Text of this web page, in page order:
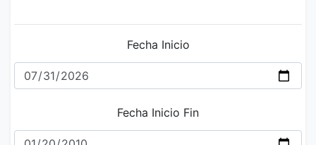
Fecha Inicio
Fecha Inicio Fin